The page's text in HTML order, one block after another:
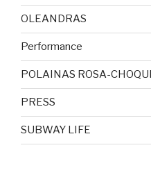
OLEANDRAS
Performance
POLAINAS ROSA-
PRESS
SUBWAY LIFE